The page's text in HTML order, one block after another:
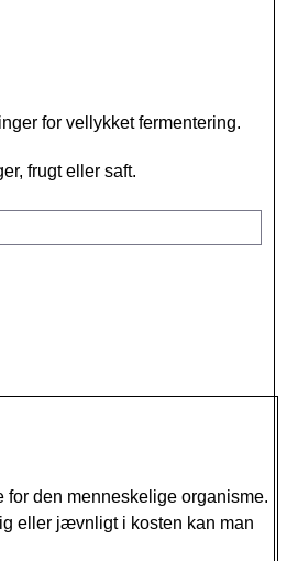
for vellykket fermentering.
frugt eller saft.
den menneskelige organisme.
eller jævnligt i kosten kan man